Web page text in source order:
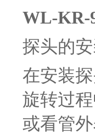
WL-KR-
探头的
在安装
旋转过
或看管